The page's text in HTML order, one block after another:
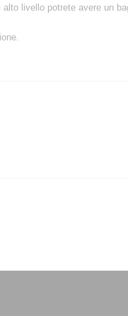
livello potrete avere un